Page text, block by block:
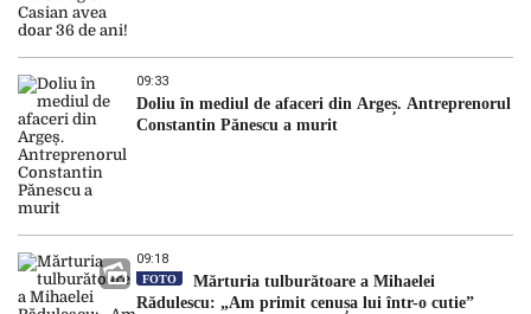
09:33
Doliu în mediul de afaceri din Argeș. Antreprenorul
Constantin Pănescu a murit
09:18
FOTO
Mărturia tulburătoare a Mihaelei
Rădulescu: „Am primit cenușa lui într-o cutie”